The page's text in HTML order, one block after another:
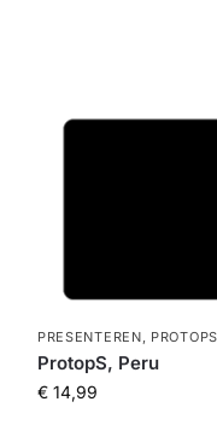
PRESENTEREN,
ProtopS, Peru
€14,99